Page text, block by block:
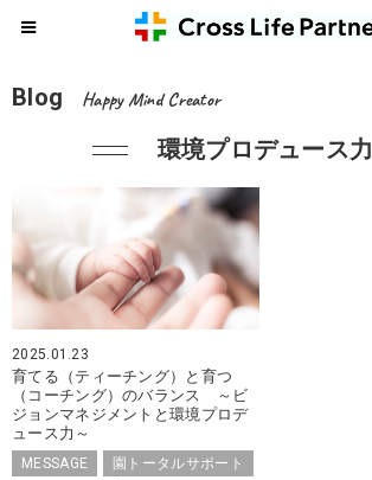
Blog Happy Mind Creator
環境プロデュース力
2025.01.23
育てる（ティーチング）と育つ
（コーチング）のバランス ～ビ
ジョンマネジメントと環境プロデ
ュース力～
MESSAGE
園トータルサポート